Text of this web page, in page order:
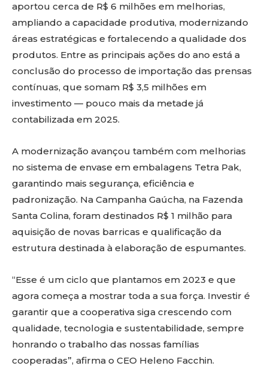
aportou cerca de R$ 6 milhões em melhorias,
ampliando a capacidade produtiva, modernizando
áreas estratégicas e fortalecendo a qualidade dos
produtos. Entre as principais ações do ano está a
conclusão do processo de importação das prensas
contínuas, que somam R$ 3,5 milhões em
investimento — pouco mais da metade já
contabilizada em 2025.
A modernização avançou também com melhorias
no sistema de envase em embalagens Tetra Pak,
garantindo mais segurança, eficiência e
padronização. Na Campanha Gaúcha, na Fazenda
Santa Colina, foram destinados R$ 1 milhão para
aquisição de novas barricas e qualificação da
estrutura destinada à elaboração de espumantes.
“Esse é um ciclo que plantamos em 2023 e que
agora começa a mostrar toda a sua força. Investir é
garantir que a cooperativa siga crescendo com
qualidade, tecnologia e sustentabilidade, sempre
honrando o trabalho das nossas famílias
cooperadas”, afirma o CEO Heleno Facchin.